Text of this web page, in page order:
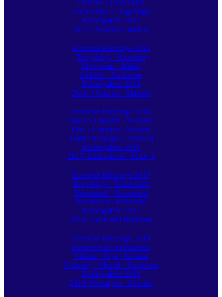
Ukraine - Tschechien
Tschechien - Erzgebirge
Bildergalerie 2014
2015: Kroatien - Italien
Startseite Bikertage 2015
Erzgebirge - Kroatien
Slowenien - Italien
Südtirol - Rückreise
Bildergalerie 2015
2016: Umbrien - Marken
Startseite Bikertage 2016
Alpen - Ligurien - Toskana
Elba - Umbrien - Marken
Emilia Romagna - Südtirol
Bildergalerie 2016
2017: Südalpen A - SLO - I
Startseite Bikertage 2017
Erzgebirge - Tschechien
Steiermark - Slowenien
Norditalien - Rückreise
Bildergalerie 2017
2018: Polen und Baltikum
Startseite Bikertage 2018
Pommern bis Podlachien
Vilnius - Riga - Jürmala
Nehrung - Memel - Rückreise
Bildergalerie 2018
2019: Westalpen - Korsika